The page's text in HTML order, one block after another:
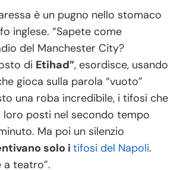
è un pugno nello stomaco
inglese. “Sapete come
del Manchester City?
di Etihad”, esordisce, usando
gioca sulla parola “vuoto”
una roba incredibile, i tifosi che
posti nel secondo tempo
Ma poi un silenzio
solo i tifosi del Napoli.
a teatro”.